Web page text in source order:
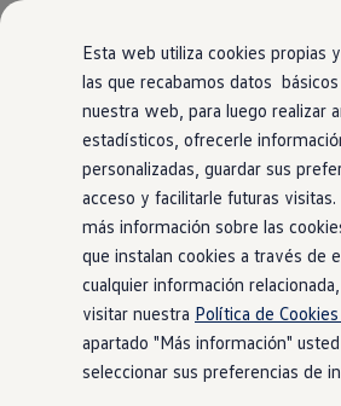
Esta web utiliza cookies propias
las que recabamos datos
nuestra web, para luego realizar
estadísticos, ofrecerle
personalizadas, guardar sus
acceso y facilitarle futuras
más información sobre las
que instalan cookies a través de
cualquier información
visitar nuestra Política de Cookies
apartado "Más información"
seleccionar sus preferencias de
Ir
directamente
al contenido
Ir
directamente
al pie de
página
Nuevo ID. Polo: El eléctrico
Nuevo ID. Cross 100%
Modelos 7 plazas
Descubre el nuevo Golf GTI
Gama Deportiva
Gama SUV de Volkswagen
Ofertas y promociones
Precios Especiales
Renueva tu Volkswagen
Trae un amigo a Volkswagen
Financiación Volkswagen
Volkswagen Flex &
Renting
Vehículos de ocasión
Concursos Volkswagen
Clientes